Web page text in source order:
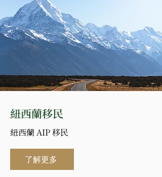
紐西蘭移民
紐西蘭 AIP 移民
了解更多